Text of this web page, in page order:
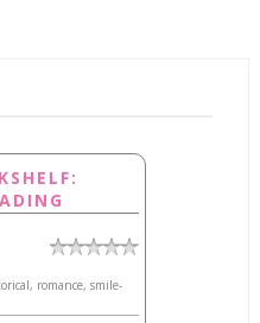
romance, smile-